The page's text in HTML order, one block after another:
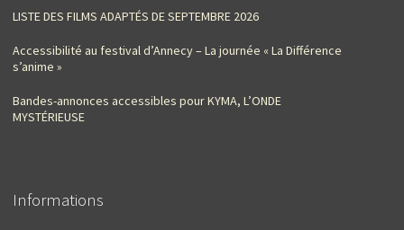
LISTE DES FILMS ADAPTÉS DE SEPTEMBRE 2026
Accessibilité au festival d’Annecy – La journée « La Différence
s’anime »
Bandes-annonces accessibles pour KYMA, L’ONDE
MYSTÉRIEUSE
Informations